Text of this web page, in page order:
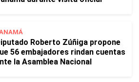
Roberto Zúñiga propone
56 embajadores rindan cuentas
la Asamblea Nacional